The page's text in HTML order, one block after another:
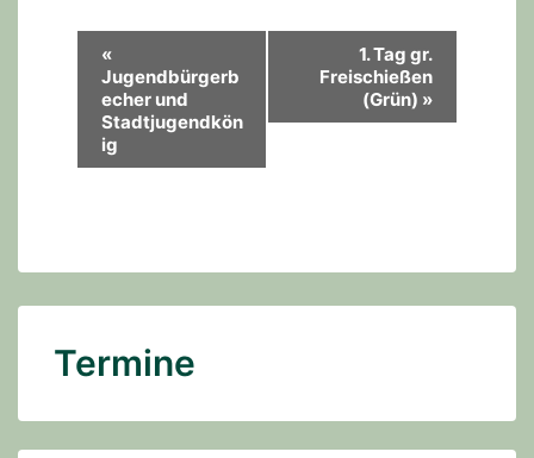
a
t
n
«
Jugendbürgerb
echer und
Stadtjugendkön
ig
1. Tag gr.
Freischießen
(Grün) »
Termine